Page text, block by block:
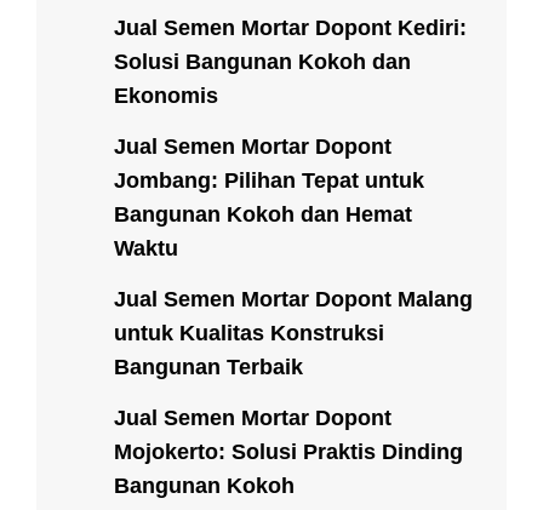
Jual Semen Mortar Dopont Kediri:
Solusi Bangunan Kokoh dan
Ekonomis
Jual Semen Mortar Dopont
Jombang: Pilihan Tepat untuk
Bangunan Kokoh dan Hemat
Waktu
Jual Semen Mortar Dopont Malang
untuk Kualitas Konstruksi
Bangunan Terbaik
Jual Semen Mortar Dopont
Mojokerto: Solusi Praktis Dinding
Bangunan Kokoh